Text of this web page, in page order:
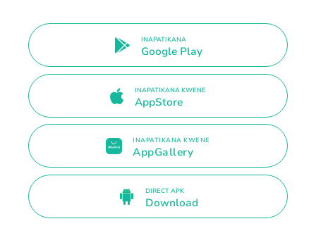
INAPATIKANA
Google Play
INAPATIKANA KWENE
AppStore
INAPATIKANA KWENE
AppGallery
DIRECT APK
Download